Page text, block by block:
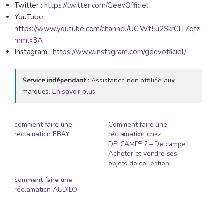
Twitter : https://twitter.com/GeevOfficiel
YouTube :
https://www.youtube.com/channel/UCiWt5u2SkrClT7qfz
mmlx3A
Instagram : https://www.instagram.com/geevofficiel/
Service indépendant : Assistance non affiliée aux
marques. En savoir plus
comment faire une
réclamation EBAY
Comment faire une
réclamation chez
DELCAMPE ? – Delcampe |
Acheter et vendre ses
objets de collection
comment faire une
réclamation AUDILO